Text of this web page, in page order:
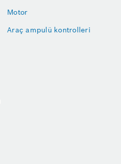
Motor
Araç ampulü kontrolleri